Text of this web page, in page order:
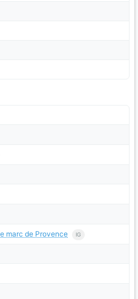
marc de Provence IG